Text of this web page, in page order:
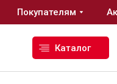
Покупателям
Каталог